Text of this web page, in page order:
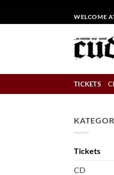
Inhalt
WELCOME
TICKETS
Tickets
CD